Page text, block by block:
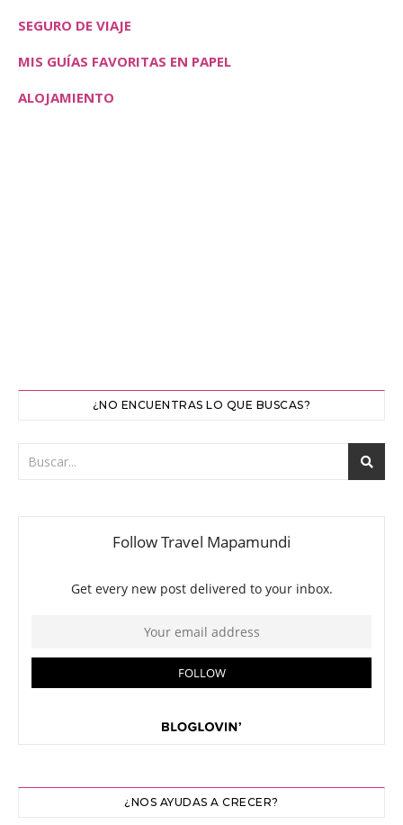
SEGURO DE VIAJE
MIS GUÍAS FAVORITAS EN PAPEL
ALOJAMIENTO
¿NO ENCUENTRAS LO QUE BUSCAS?
¿NOS AYUDAS A CRECER?